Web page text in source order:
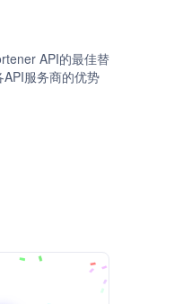
API的最佳替
服务商的优势